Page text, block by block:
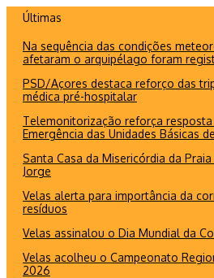
conteúdo
Últimas
Na sequência das condições
afetaram o arquipélago foram
PSD/Açores destaca reforço das
médica pré-hospitalar
Telemonitorização reforça resposta
Emergência das Unidades Básicas
Santa Casa da Misericórdia da
Jorge
Velas alerta para importância da
resíduos
Velas assinalou o Dia Mundial da
Velas acolheu o Campeonato
2026